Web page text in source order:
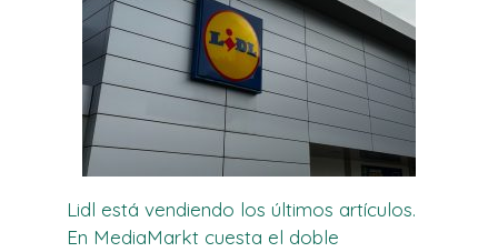
Lidl está vendiendo los últimos artículos.
En MediaMarkt cuesta el doble